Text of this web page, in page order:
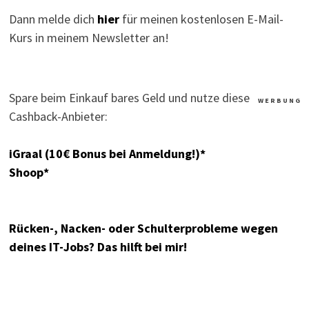
Dann melde dich hierfür meinen kostenlosen E-Mail-
Kurs in meinem Newsletter an!
W E R B U N G
Spare beim Einkauf bares Geld und nutze diese
Cashback-Anbieter:
iGraal (10€ Bonus bei Anmeldung!)*
Shoop*
Rücken-, Nacken- oder Schulterprobleme wegen
deines IT-Jobs? Das hilft bei mir!